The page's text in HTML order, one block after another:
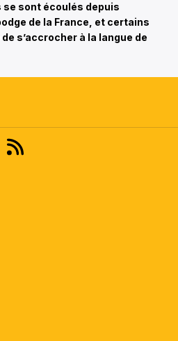
se sont écoulés depuis
de la France, et certains
s’accrocher à la langue de